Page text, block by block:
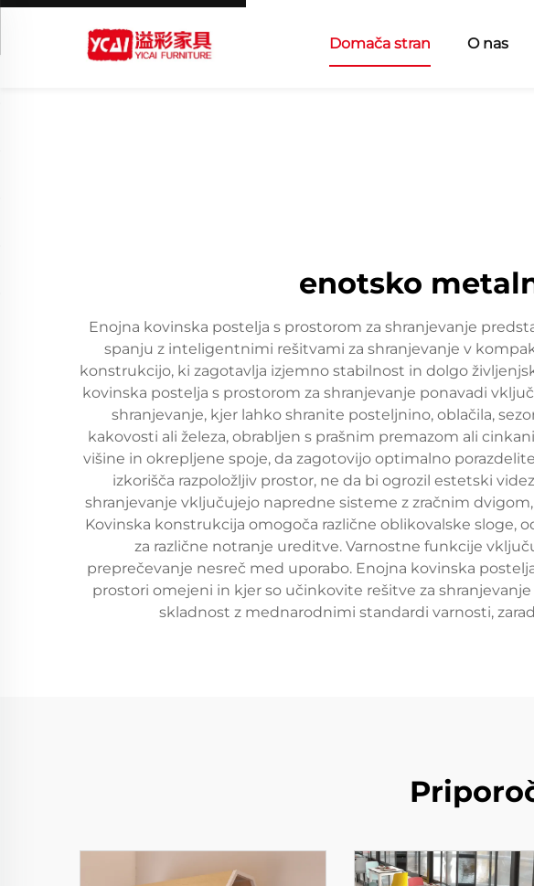
Domača stran O nas
enotsko
Enojna kovinska postelja s prostorom za shranjevanje
spanju z inteligentnimi rešitvami za shranjevanje v
konstrukcijo, ki zagotavlja izjemno stabilnost in dolgo
kovinska postelja s prostorom za shranjevanje ponavadi
shranjevanje, kjer lahko shranite posteljnino, oblačila,
kakovosti ali železa, obrabljen s prašnim premazom ali
višine in okrepljene spoje, da zagotovijo optimalno
izkorišča razpoložljiv prostor, ne da bi ogrozil estetski
shranjevanje vključujejo napredne sisteme z zračnim
Kovinska konstrukcija omogoča različne oblikovalske
za različne notranje ureditve. Varnostne funkcije
preprečevanje nesreč med uporabo. Enojna kovinska
prostori omejeni in kjer so učinkovite rešitve za
skladnost z mednarodnimi standardi varnosti,